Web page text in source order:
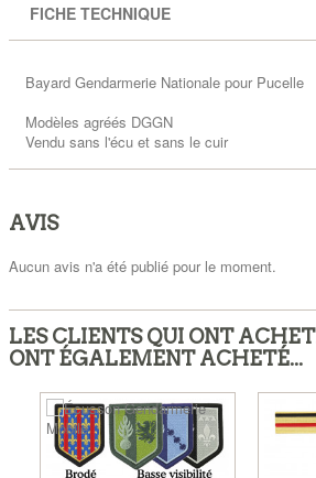
FICHE TECHNIQUE
Bayard Gendarmerie Nationale pour Pucelle
Modèles agréés DGGN
Vendu sans l'écu et sans le cuir
AVIS
Aucun avis n'a été publié pour le moment.
LES CLIENTS QUI ONT
ONT ÉGALEMENT ACHETÉ...